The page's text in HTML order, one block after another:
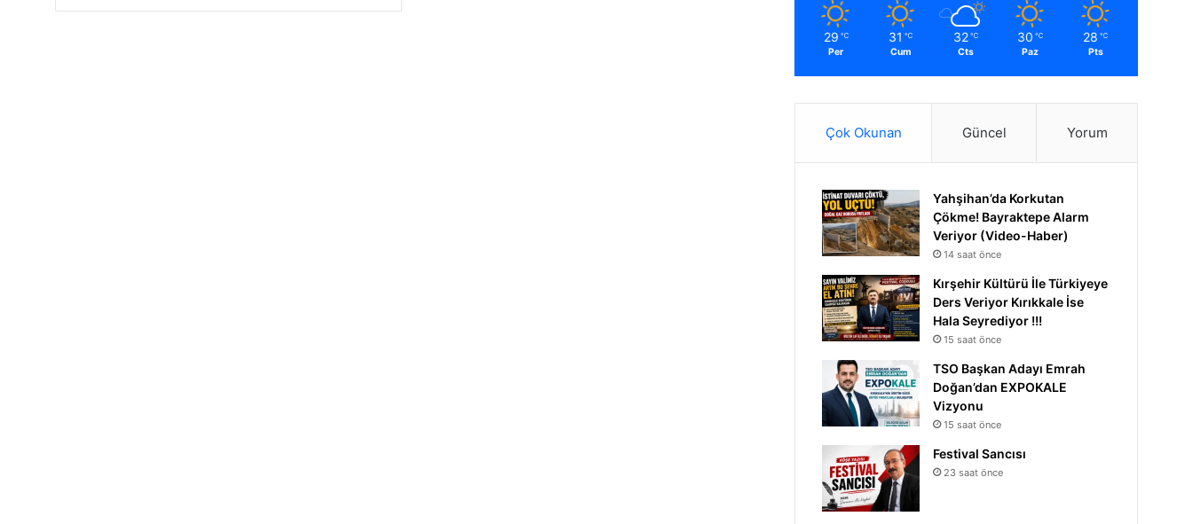
29 ℃
Per
31 ℃
Cum
32 ℃
Cts
30 ℃
Paz
28 ℃
Pts
Çok Okunan Güncel Yorum
Yahşihan’da Korkutan
Çökme! Bayraktepe Alarm
Veriyor (Video-Haber)
14 saat önce
Kırşehir Kültürü İle Türkiyeye
Ders Veriyor Kırıkkale İse
Hala Seyrediyor !!!
15 saat önce
TSO Başkan Adayı Emrah
Doğan’dan EXPOKALE
Vizyonu
15 saat önce
Festival Sancısı
23 saat önce